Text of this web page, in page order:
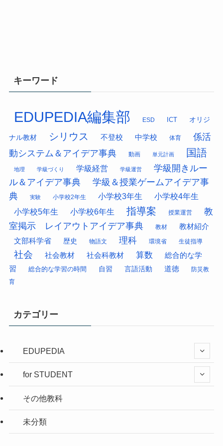
キーワード
EDUPEDIA編集部 ESD ICT オリジ
ナル教材 シリウス 不登校 中学校 体育
係活
動システム＆アイデア事典
動画 単元計画 国語
地理 学級づくり 学級経営 学級運営
学級開きルー
ル＆アイデア事典
学級＆授業ゲームアイデア事
典
実験 小学校2年生 小学校3年生
小学校4年生
小学校5年生
小学校6年生 指導案 授業運営
教
室掲示 レイアウトアイデア事典
教材 教材紹介
文部科学省 歴史 物語文 理科 環境省 生徒指導
社会 社会教材 社会科教材 算数
総合的な学
習
総合的な学習の時間 自習 言語活動 道徳 防災教
育
カテゴリー
EDUPEDIA
for STUDENT
その他教科
未分類